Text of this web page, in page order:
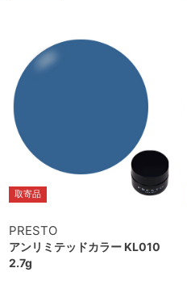
取寄品
PRESTO
アンリミテッドカラー KL010
2.7g